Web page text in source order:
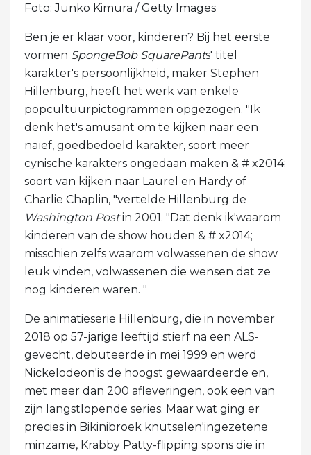
Foto: Junko Kimura / Getty Images
Ben je er klaar voor, kinderen? Bij het eerste
vormen SpongeBob SquarePants' titel
karakter's persoonlijkheid, maker Stephen
Hillenburg, heeft het werk van enkele
popcultuurpictogrammen opgezogen. "Ik
denk het's amusant om te kijken naar een
naïef, goedbedoeld karakter, soort meer
cynische karakters ongedaan maken & # x2014;
soort van kijken naar Laurel en Hardy of
Charlie Chaplin, "vertelde Hillenburg de
Washington Postin 2001. "Dat denk ik'waarom
kinderen van de show houden & # x2014;
misschien zelfs waarom volwassenen de show
leuk vinden, volwassenen die wensen dat ze
nog kinderen waren. "
De animatieserie Hillenburg, die in november
2018 op 57-jarige leeftijd stierf na een ALS-
gevecht, debuteerde in mei 1999 en werd
Nickelodeon'is de hoogst gewaardeerde en,
met meer dan 200 afleveringen, ook een van
zijn langstlopende series. Maar wat ging er
precies in Bikinibroek knutselen'ingezetene
minzame, Krabby Patty-flipping spons die in